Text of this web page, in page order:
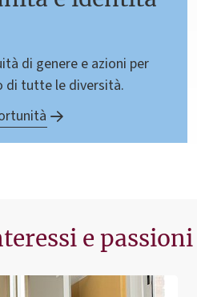
di genere e azioni per
di tutte le diversità.
e passioni